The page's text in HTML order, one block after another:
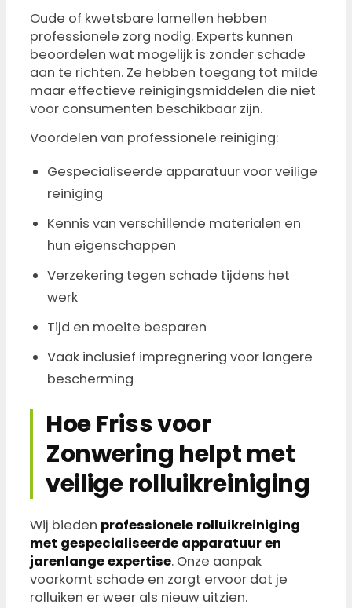
Oude of kwetsbare lamellen hebben
professionele zorg nodig. Experts kunnen
beoordelen wat mogelijk is zonder schade
aan te richten. Ze hebben toegang tot milde
maar effectieve reinigingsmiddelen die niet
voor consumenten beschikbaar zijn.
Voordelen van professionele reiniging:
Gespecialiseerde apparatuur voor veilige
reiniging
Kennis van verschillende materialen en
hun eigenschappen
Verzekering tegen schade tijdens het
werk
Tijd en moeite besparen
Vaak inclusief impregnering voor langere
bescherming
Hoe Friss voor
Zonwering helpt met
veilige rolluikreiniging
Wij bieden professionele rolluikreiniging
met gespecialiseerde apparatuur en
jarenlange expertise. Onze aanpak
voorkomt schade en zorgt ervoor dat je
rolluiken er weer als nieuw uitzien.